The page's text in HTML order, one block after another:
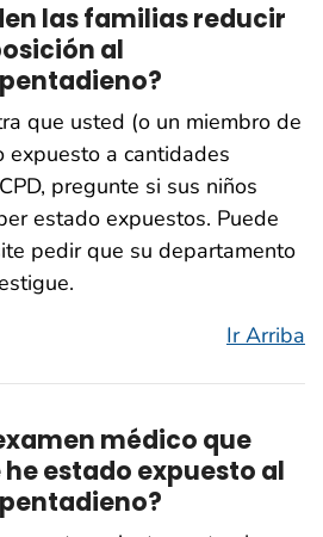
las familias reducir
al
que usted (o un miembro de
expuesto a cantidades
pregunte si sus niños
estado expuestos. Puede
pedir que su departamento
Ir Arriba
médico que
estado expuesto al